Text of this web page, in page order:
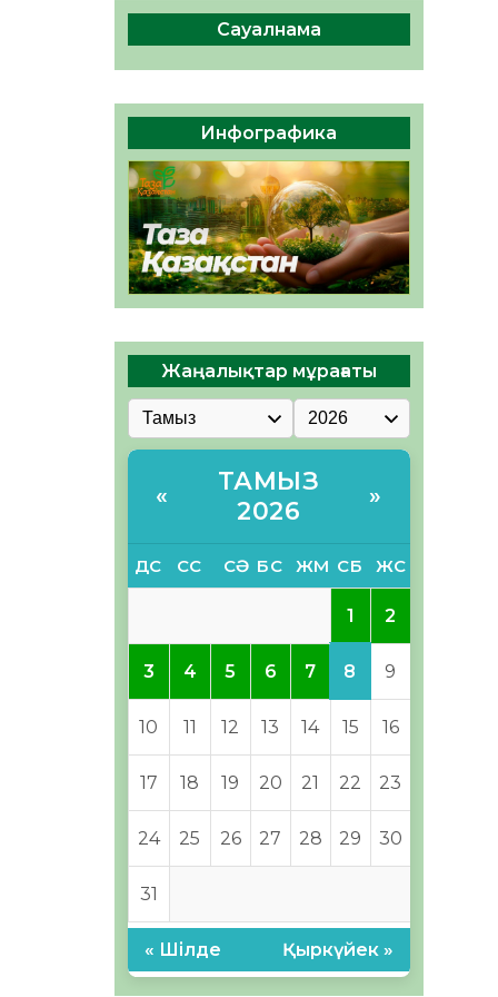
Руслан Рүстемұлы облыс
әкімінің кеңесшісі болып
тағайындалды
05.08.2026
53 0
Сауалнама
Инфографика
Жаңалықтар мұрағаты
«
ТАМЫЗ
2026
»
ДС СС СӘ БС ЖМ СБ ЖС
1 2
3 4 5 6 7 8 9
10 11 12 13 14 15 16
17 18 19 20 21 22 23
24 25 26 27 28 29 30
31
« Шілде Қыркүйек »